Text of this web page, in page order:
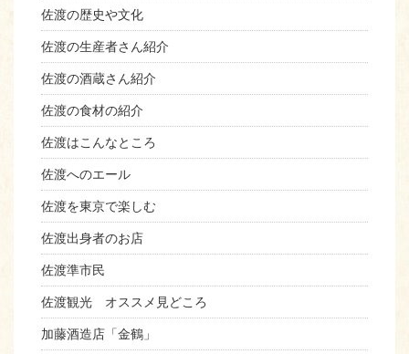
佐渡の歴史や文化
佐渡の生産者さん紹介
佐渡の酒蔵さん紹介
佐渡の食材の紹介
佐渡はこんなところ
佐渡へのエール
佐渡を東京で楽しむ
佐渡出身者のお店
佐渡準市民
佐渡観光 オススメ見どころ
加藤酒造店「金鶴」